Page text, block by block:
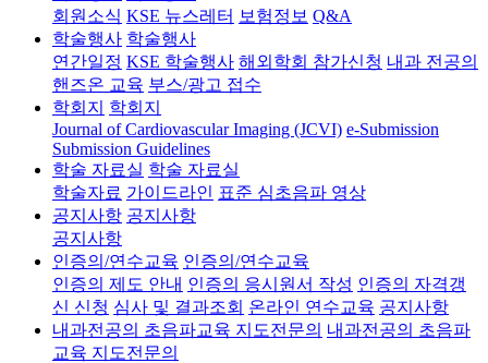
회원소식 KSE 뉴스레터 보험정보 Q&A
학술행사 학술행사
연간일정 KSE 학술행사 해외학회 참가신청 내과 전공의
핸즈온 교육 부스/광고 접수
학회지
학회지
Journal of Cardiovascular Imaging (JCVI) e-Submission
Submission Guidelines
학술 자료실 학술 자료실
학술자료 가이드라인 표준 심초음파 영상
공지사항 공지사항
공지사항
인증의/연수교육 인증의/연수교육
인증의 제도 안내 인증의 응시원서 작성 인증의 자격갱
신 신청 심사 및 결과조회 온라인 연수교육 공지사항
내과전공의 초음파교육 지도전문의 내과전공의 초음파
교육 지도전문의